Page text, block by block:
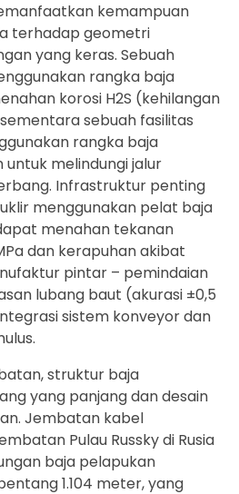
kemampuan
terhadap geometri
yang keras. Sebuah
rangka baja
korosi H2S (kehilangan
sebuah fasilitas
rangka baja
untuk melindungi jalur
Infrastruktur penting
menggunakan pelat baja
menahan tekanan
dan kerapuhan akibat
pintar – pemindaian
lubang baut (akurasi ±0,5
sistem konveyor dan
struktur baja
yang panjang dan desain
Jembatan kabel
Pulau Russky di Rusia
baja pelapukan
1.104 meter, yang